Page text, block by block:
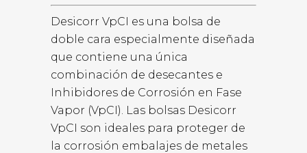
Desicorr VpCI es una bolsa de
doble cara especialmente diseñada
que contiene una única
combinación de desecantes e
Inhibidores de Corrosión en Fase
Vapor (VpCI). Las bolsas Desicorr
VpCI son ideales para proteger de
la corrosión embalajes de metales